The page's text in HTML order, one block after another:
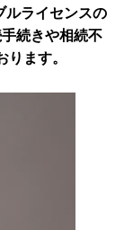
ルライセンスの
続きや相続不
ます。